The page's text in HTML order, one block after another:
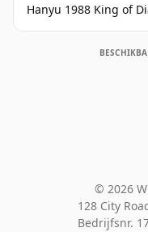
Hanyu 1988 King of
© 2026
128 City
Bedrijfsnr.